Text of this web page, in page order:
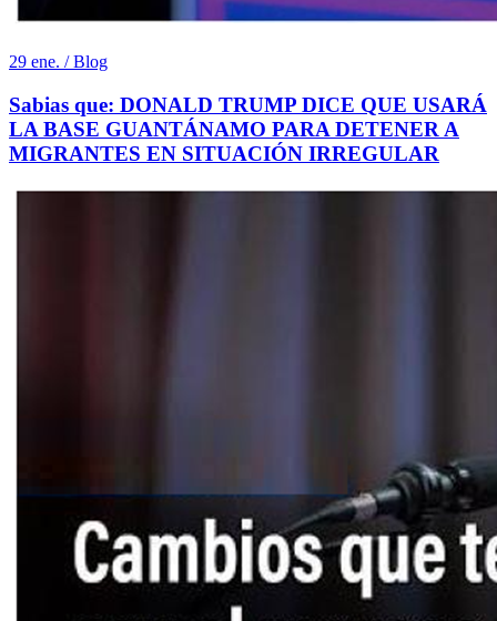
29 ene. / Blog
Sabias que: DONALD TRUMP DICE QUE USARÁ
LA BASE GUANTÁNAMO PARA DETENER A
MIGRANTES EN SITUACIÓN IRREGULAR